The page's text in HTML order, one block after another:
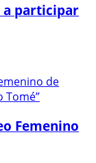
a participar
Femenino